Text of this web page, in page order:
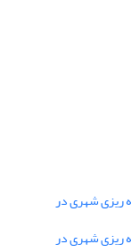
ریزی شهری در
ریزی شهری در